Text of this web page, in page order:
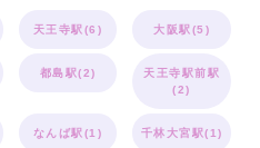
天王寺駅(6) 大阪駅(5)
都島駅(2)
天王寺駅前駅
(2)
なんば駅(1) 千林大宮駅(1)